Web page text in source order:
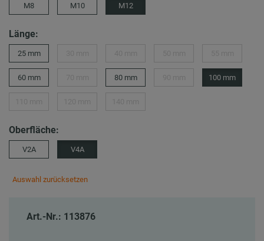
M8 M10 M12
Länge:
25 mm
60 mm 80 mm 100 mm
Oberfläche:
V2A V4A
Auswahl zurücksetzen
Art.-Nr.: 113876